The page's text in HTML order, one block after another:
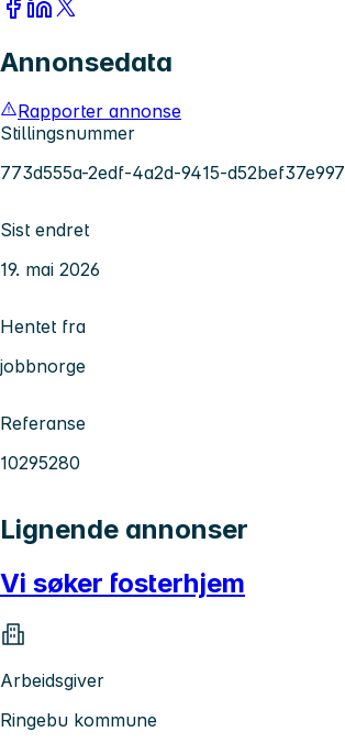
Annonsedata
Rapporter annonse
Stillingsnummer
773d555a-2edf-4a2d-9415-d52bef37e997
Sist endret
19. mai 2026
Hentet fra
jobbnorge
Referanse
10295280
Lignende annonser
Vi søker fosterhjem
Arbeidsgiver
Ringebu kommune